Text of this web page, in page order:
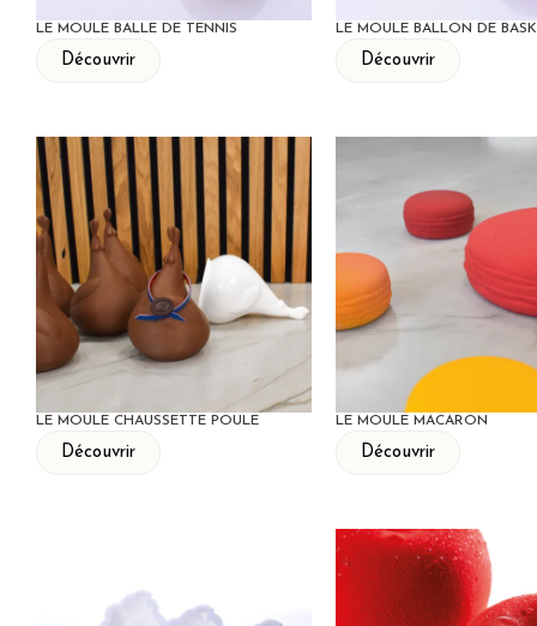
LE MOULE BALLE DE TENNIS
Découvrir
LE MOULE BALLON DE
Découvrir
LE MOULE CHAUSSETTE POULE
Découvrir
LE MOULE MACARON
Découvrir